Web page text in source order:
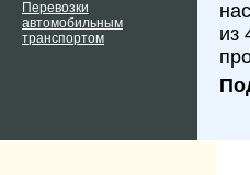
Перевозки
автомобильным
транспортом
из